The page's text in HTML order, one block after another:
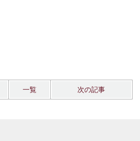
一覧 次の記事